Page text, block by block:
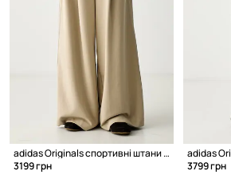
adidas Originals спортивні штани з ліоцелем жіночі
3199 грн
3799 грн